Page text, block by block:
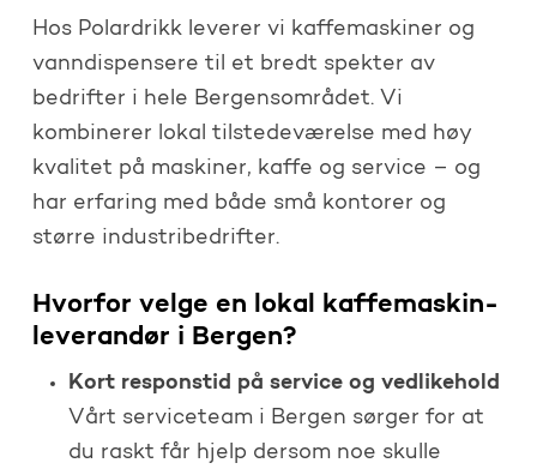
Hos Polardrikk leverer vi kaffemaskiner og
vanndispensere til et bredt spekter av
bedrifter i hele Bergensområdet. Vi
kombinerer lokal tilstedeværelse med høy
kvalitet på maskiner, kaffe og service – og
har erfaring med både små kontorer og
større industribedrifter.
Hvorfor velge en lokal kaffemaskin-
leverandør i Bergen?
Kort responstid på service og vedlikehold
Vårt serviceteam i Bergen sørger for at
du raskt får hjelp dersom noe skulle